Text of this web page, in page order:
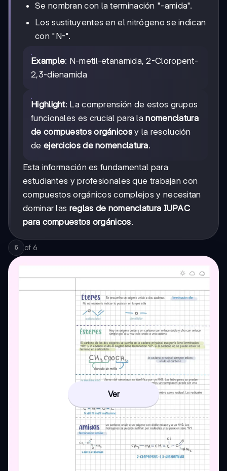
Se nombran con la terminación "-amida".
Los sustituyentes en el nitrógeno se indican
con "N-".
Example: N-metil-etanamida, 2-Cloropent-
2,3-dienamida
Highlight: La comprensión de estos grupos
funcionales es crucial para lanomenclatura
de compuestos orgánicosy la resolución
de ejercicios de nomenclatura.
Esta información es fundamental para
estudiantes y profesionales que trabajan con
compuestos orgánicos complejos y necesitan
dominar las reglas de nomenclatura IUPAC
para compuestos orgánicos.
5 of 6
Ver